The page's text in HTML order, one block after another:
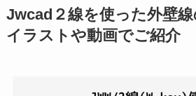
Jwcad２線を使った外壁
イラストや動画でご紹介